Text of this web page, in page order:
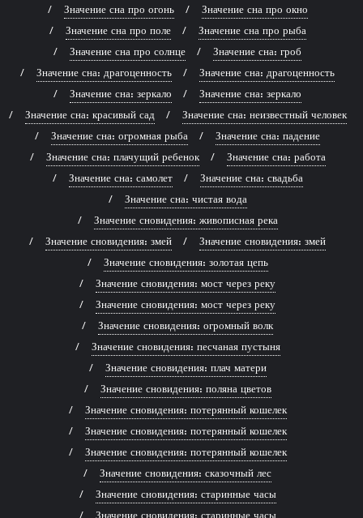
Значение сна про огонь
Значение сна про окно
Значение сна про поле
Значение сна про рыба
Значение сна про солнце
Значение сна: гроб
Значение сна: драгоценность
Значение сна: драгоценность
Значение сна: зеркало
Значение сна: зеркало
Значение сна: красивый сад
Значение сна: неизвестный человек
Значение сна: огромная рыба
Значение сна: падение
Значение сна: плачущий ребенок
Значение сна: работа
Значение сна: самолет
Значение сна: свадьба
Значение сна: чистая вода
Значение сновидения: живописная река
Значение сновидения: змей
Значение сновидения: змей
Значение сновидения: золотая цепь
Значение сновидения: мост через реку
Значение сновидения: мост через реку
Значение сновидения: огромный волк
Значение сновидения: песчаная пустыня
Значение сновидения: плач матери
Значение сновидения: поляна цветов
Значение сновидения: потерянный кошелек
Значение сновидения: потерянный кошелек
Значение сновидения: потерянный кошелек
Значение сновидения: сказочный лес
Значение сновидения: старинные часы
Значение сновидения: старинные часы